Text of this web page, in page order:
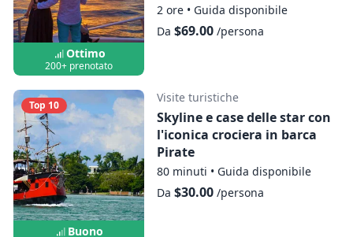
Ottimo
200+ prenotato
2 ore • Guida disponibile
Da $69.00/persona
Top 10
Buono
Visite turistiche
Skyline e case delle star con
l'iconica crociera in barca
Pirate
80 minuti • Guida disponibile
Da $30.00/persona